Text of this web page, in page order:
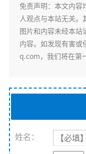
免责声明：本文内容
人观点与本站无关
图片和内容未经本站
内容。如发现有害或
q.com，我们将在第
姓名：